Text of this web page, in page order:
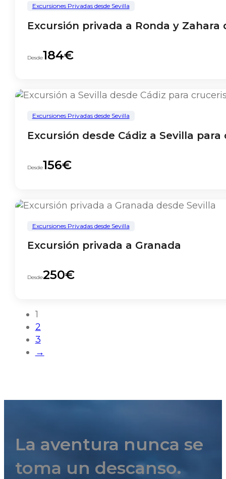
Excursiones Privadas desde Sevilla
Excursión privada a Ronda y Zahara
Desde184€
Excursiones Privadas desde Sevilla
Excursión desde Cádiz a Sevilla
Desde156€
Excursiones Privadas desde Sevilla
Excursión privada a Granada
Desde250€
1
2
3
→
La aventura nunca se
toma un descanso.